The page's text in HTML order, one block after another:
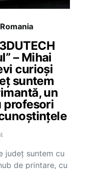
– Mihai
curioși
suntem
un
profesori
județ suntem cu
de printare, cu